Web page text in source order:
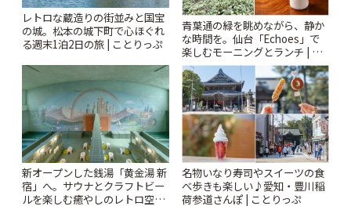
レトロな蔵造りの街並みと国宝
の城。松本の城下町で心ほぐれ
る週末1泊2日の旅 | ことりっぷ
青葉通の緑を眺めながら、静か
な時間を。仙台「Echoes」で
楽しむモーニングとランチ | こ
とりっぷ
新オープンした銭湯「黄金湯 新
宿」へ。サウナとクラフトビー
ルを楽しむ癒やしのレトロ空間
名物いなり寿司やスイーツの食
べ歩きも楽しい♪愛知・豊川稲
荷参道さんぽ | ことりっぷ